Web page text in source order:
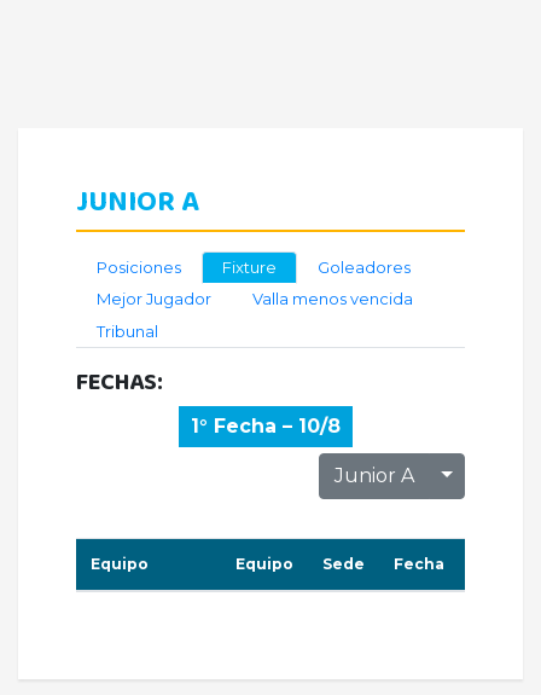
JUNIOR A
Posiciones Fixture
Goleadores
Mejor Jugador
Valla menos vencida
Tribunal
FECHAS:
1° Fecha – 10/8
Junior A Toggle
Equipo Equipo Sede Fecha